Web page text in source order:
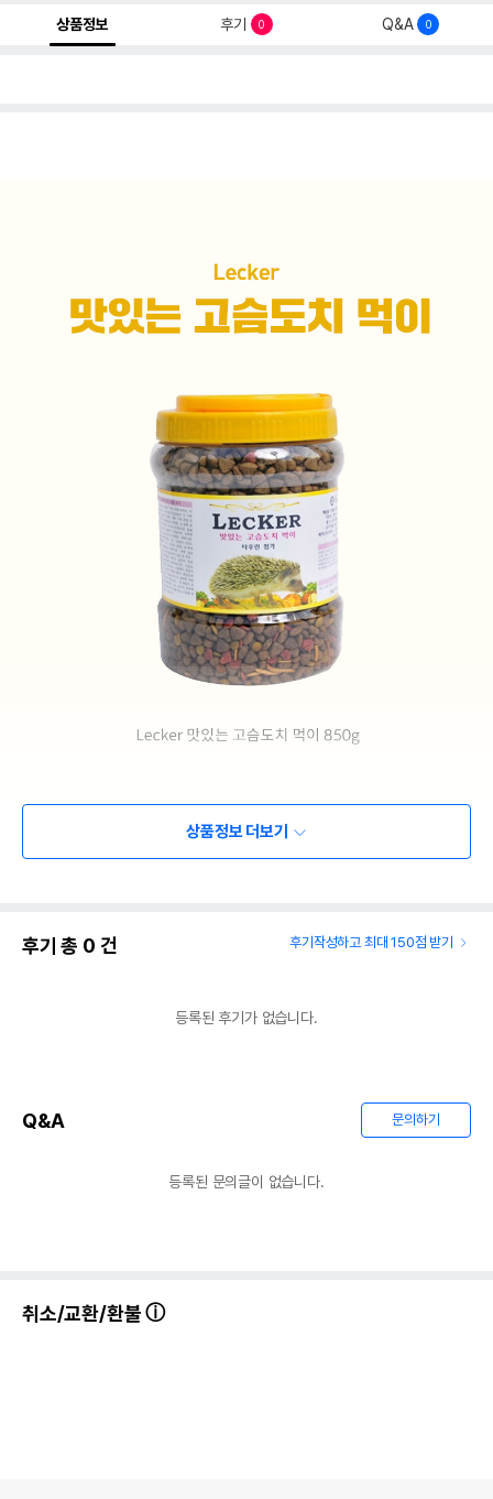
상품정보 후기 0 Q&A 0
상품정보 더보기
후기 총 0 건 후기작성하고 최대 150점 받기
등록된 후기가 없습니다.
Q&A 문의하기
등록된 문의글이 없습니다.
취소/교환/환불